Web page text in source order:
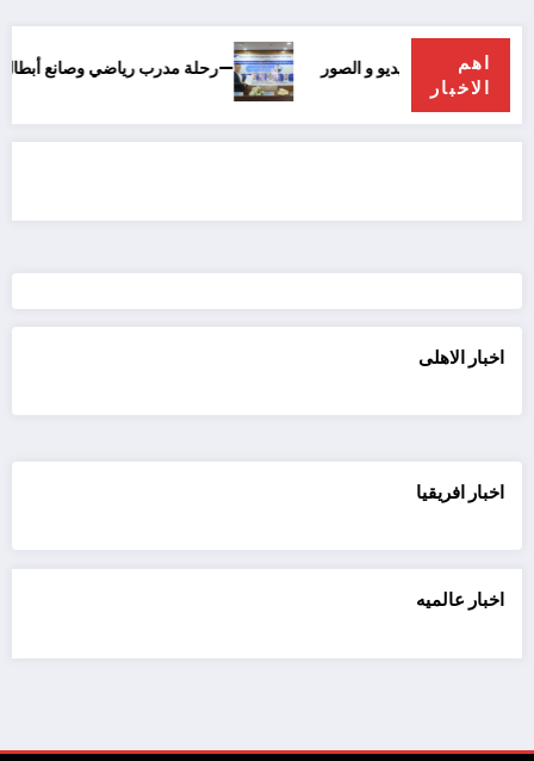
اهم
الاخبار
حمد : فيديو و الصور —رحلة مدرب رياضي وصانع أبطال مع دكتور احمد
اخبار الاهلى
اخبار افريقيا
اخبار عالميه